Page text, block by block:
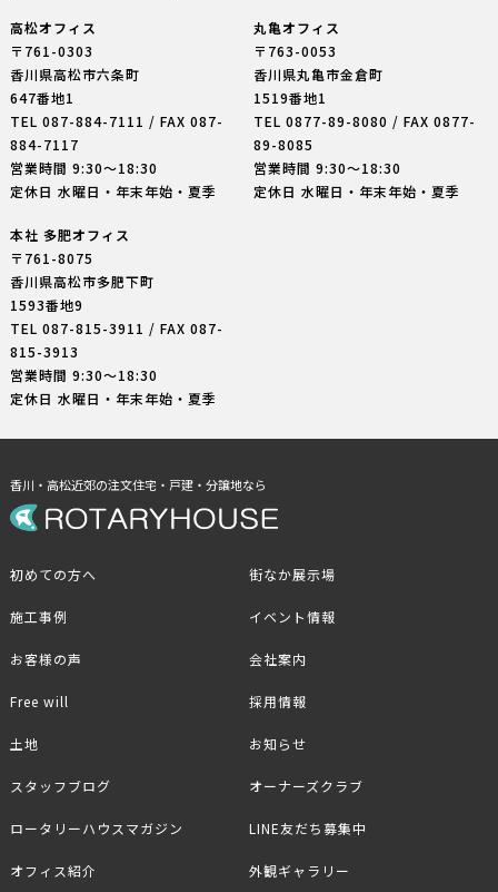
高松オフィス
〒761-0303
香川県高松市六条町
647番地1
TEL 087-884-7111 / FAX 087-
884-7117
営業時間 9:30〜18:30
定休日 水曜日・年末年始・夏季
丸亀オフィス
〒763-0053
香川県丸亀市金倉町
1519番地1
TEL0877-89-8080 / FAX 0877-
89-8085
営業時間 9:30〜18:30
定休日 水曜日・年末年始・夏季
本社 多肥オフィス
〒761-8075
香川県高松市多肥下町
1593番地9
TEL 087-815-3911 / FAX 087-
815-3913
営業時間 9:30〜18:30
定休日 水曜日・年末年始・夏季
香川・高松近郊の注文住宅・戸建・分譲地なら
初めての方へ
施工事例
お客様の声
Free will
土地
街なか展示場
イベント情報
会社案内
採用情報
お知らせ
スタッフブログ
ロータリーハウスマガジン
オフィス紹介
オーナーズクラブ
LINE友だち募集中
外観ギャラリー